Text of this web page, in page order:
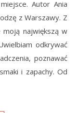
Autor Ania
z Warszawy. Z
moją największą w
odkrywać
poznawać
i zapachy. Od